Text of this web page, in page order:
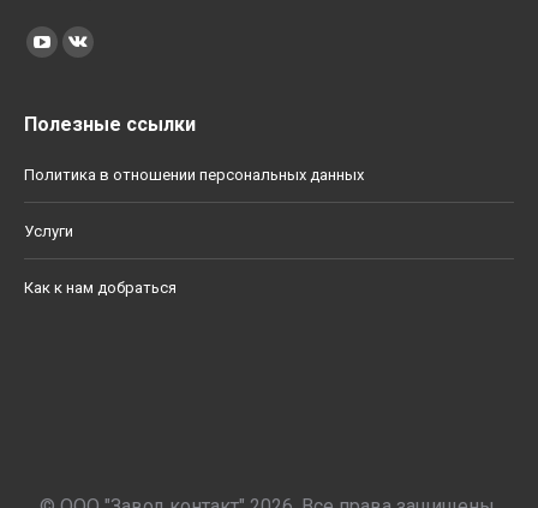
Найдите нас:
YouTubeВконтакте
Полезные ссылки
Политика в отношении персональных данных
Услуги
Как к нам добраться